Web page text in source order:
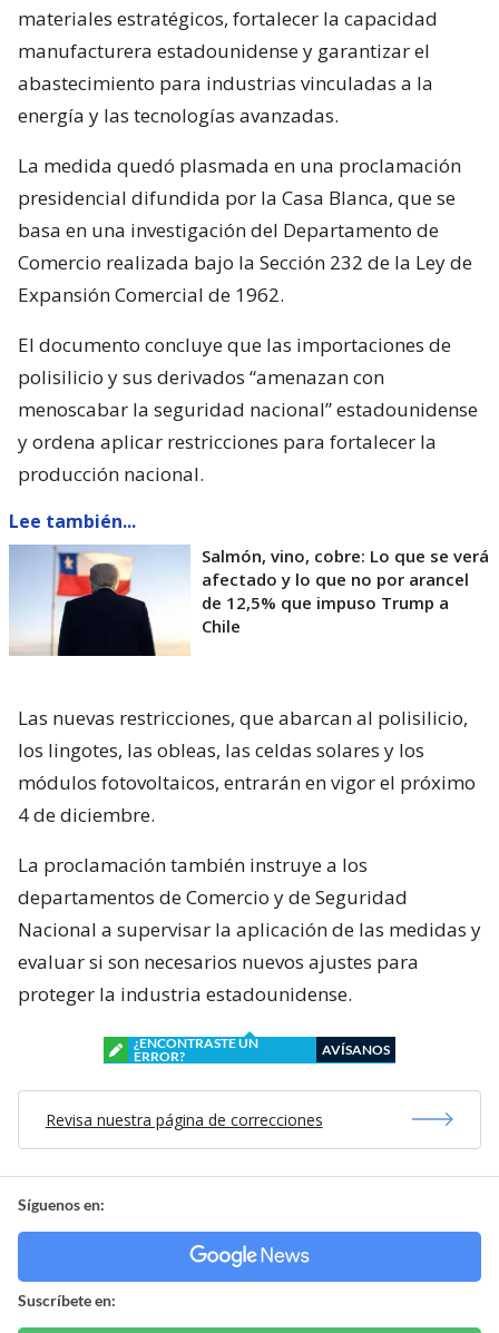
materiales estratégicos, fortalecer la capacidad
manufacturera estadounidense y garantizar el
abastecimiento para industrias vinculadas a la
energía y las tecnologías avanzadas.
La medida quedó plasmada en una proclamación
presidencial difundida por la Casa Blanca, que se
basa en una investigación del Departamento de
Comercio realizada bajo la Sección 232 de la Ley de
Expansión Comercial de 1962.
El documento concluye que las importaciones de
polisilicio y sus derivados “amenazan con
menoscabar la seguridad nacional” estadounidense
y ordena aplicar restricciones para fortalecer la
producción nacional.
Lee también...
Salmón, vino, cobre: Lo que se verá
afectado y lo que no por arancel
de 12,5% que impuso Trump a
Chile
Las nuevas restricciones, que abarcan al polisilicio,
los lingotes, las obleas, las celdas solares y los
módulos fotovoltaicos, entrarán en vigor el próximo
4 de diciembre.
La proclamación también instruye a los
departamentos de Comercio y de Seguridad
Nacional a supervisar la aplicación de las medidas y
evaluar si son necesarios nuevos ajustes para
proteger la industria estadounidense.
¿ENCONTRASTE UN
ERROR?
AVÍSANOS
Revisa nuestra página de correcciones
Síguenos en:
Suscríbete en: